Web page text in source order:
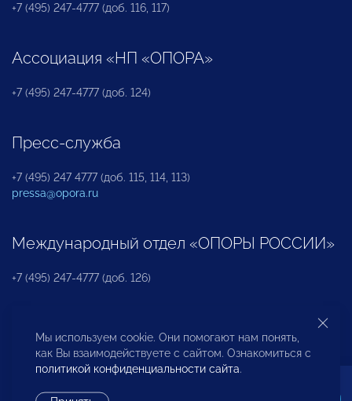
+7 (495) 247-4777 (доб. 116, 117)
Ассоциация «НП «ОПОРА»
+7 (495) 247-4777 (доб. 124)
Пресс-служба
+7 (495) 247 4777 (доб. 115, 114, 113)
pressa@opora.ru
Международный отдел «ОПОРЫ РОССИИ»
+7 (495) 247-4777 (доб. 126)
Бюро по защите прав предпринимателей и
инвесторов
Мы используем cookie. Они помогают нам понять,
как Вы взаимодействуете с сайтом. Ознакомиться с
политикой конфиденциальности сайта.